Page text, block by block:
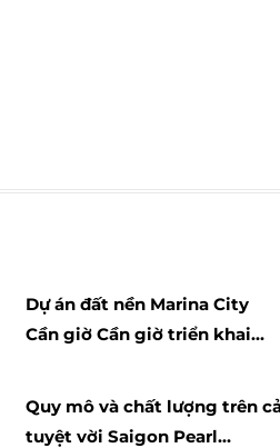
Dự án đất nền Marina City
Cần giờ Cần giờ triển khai
Quy mô và chất lượng trên
tuyệt vời Saigon Pearl